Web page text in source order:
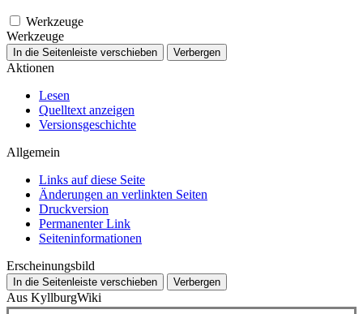
Werkzeuge
Werkzeuge
In die Seitenleiste verschieben Verbergen
Aktionen
Lesen
Quelltext anzeigen
Versionsgeschichte
Allgemein
Links auf diese Seite
Änderungen an verlinkten Seiten
Druckversion
Permanenter Link
Seiten­­informationen
Erscheinungsbild
In die Seitenleiste verschieben Verbergen
Aus KyllburgWiki